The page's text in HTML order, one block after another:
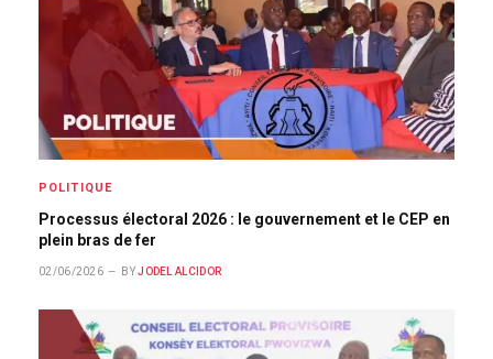
POLITIQUE
Processus électoral 2026 : le gouvernement et le CEP en
plein bras de fer
02/06/2026 BY JODEL ALCIDOR